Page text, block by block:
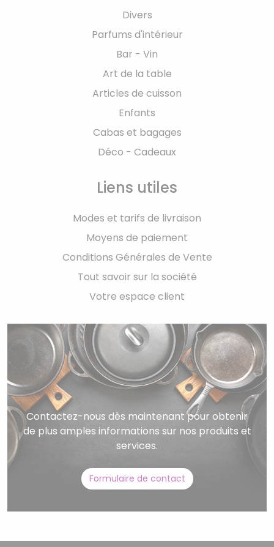
Divers
Parfums d'intérieur
Bar - Vin
Art de la table
Articles de cuisson
Enfants
Cabas et bagages
Déco - Cadeaux
Liens utiles
Modes et tarifs de livraison
Moyens de paiement
Conditions Générales de Vente
Tout savoir sur la société
Votre espace client
Contactez-nous dès maintenant pour obtenir
de plus amples informations sur nos produits et
services.
Formulaire de contact